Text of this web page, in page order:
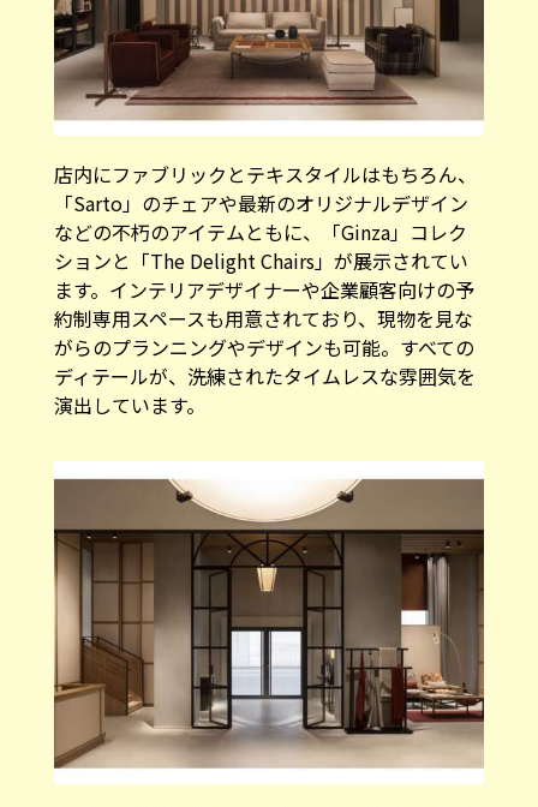
店内にファブリックとテキスタイルはもちろん、
「Sarto」のチェアや最新のオリジナルデザイン
などの不朽のアイテムともに、「Ginza」コレク
ションと「The Delight Chairs」が展示されてい
ます。インテリアデザイナーや企業顧客向けの予
約制専用スペースも用意されており、現物を見な
がらのプランニングやデザインも可能。すべての
ディテールが、洗練されたタイムレスな雰囲気を
演出しています。